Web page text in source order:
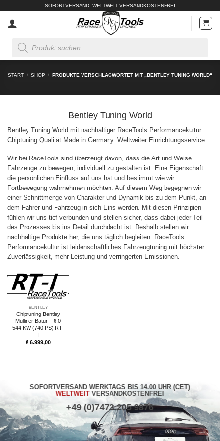
springen
SOFORTVERSAND. WELTWEIT VERSANDKOSTENFREI
search
START / SHOP / PRODUKTE VERSCHLAGWORTET MIT „BENTLEY TUNING WORLD“
Bentley Tuning World
Bentley Tuning World mit nachhaltiger RaceTools Performancekultur.
Chiptuning Qualität Made in Germany. Weltweiter Einrichtungsservice.
Wir bei RaceTools sind überzeugt davon, dass die Art und Weise
Fahrzeuge zu bewegen, individuell zu gestalten ist. Eine Eigenschaft
die persönlichen Einfluss auf uns hat und bestimmt wie wir
Fortbewegung wahrnehmen möchten. Auf diesem Weg begegnen wir
einer Schnittmenge von Charakter und Dynamik bis zu dem Punkt, an
dem Fahrer und Fahrzeug in sich Eins werden. Mit diesen Prinzipien
fühlen wir uns tief verbunden und stellen sicher, dass dabei jeder Teil
des Prozesses bis ins Detail durchdacht ist. Deshalb stellen wir
nachhaltige Produkte her, die uns täglich begleiten. RaceTools
Performancekultur ist leidenschaftliches Fahrzeugtuning mit höchster
Zuverlässigkeit, mehr Leistung und verringerten Emissionen.
BENTLEY
Chiptuning Bentley
Mulliner Batur – 6.0
544 KW (740 PS) RT-
I
€ 6.999,00
SOFORTVERSAND WERKTAGS BIS 14.00 UHR (CET)
WELTWEITVERSANDKOSTENFREI
+49 (0)7473 205 9876